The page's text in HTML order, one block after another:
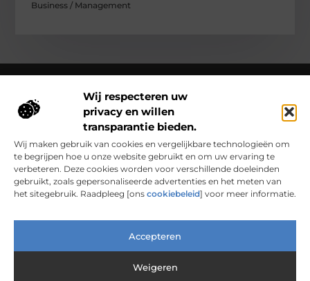
Wij respecteren uw
privacy en willen
transparantie bieden.
Wij maken gebruik van cookies en vergelijkbare technologieën om
te begrijpen hoe u onze website gebruikt en om uw ervaring te
verbeteren. Deze cookies worden voor verschillende doeleinden
gebruikt, zoals gepersonaliseerde advertenties en het meten van
het sitegebruik. Raadpleeg [ons cookiebeleid] voor meer informatie.
Accepteren
Weigeren
Business / Management
Over Clarapelsadvies
Clarapelsadvies.nl – Een wereld vol verhalen en inzichten.
Ontdek inspirerende blogs en artikelen over alles wat het
dagelijks leven boeiend maakt.
Bericht categorie